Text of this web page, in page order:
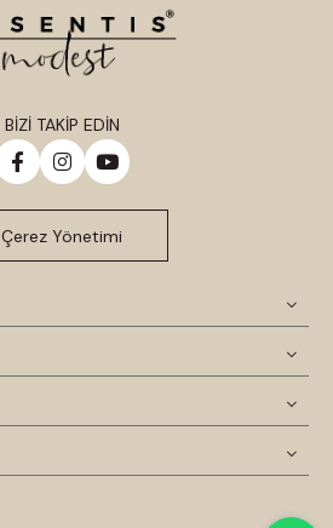
BİZİ TAKİP EDİN
Çerez Yönetimi